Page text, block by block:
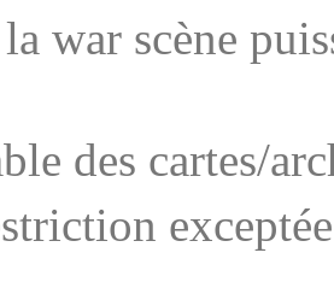
war scène
des cartes/